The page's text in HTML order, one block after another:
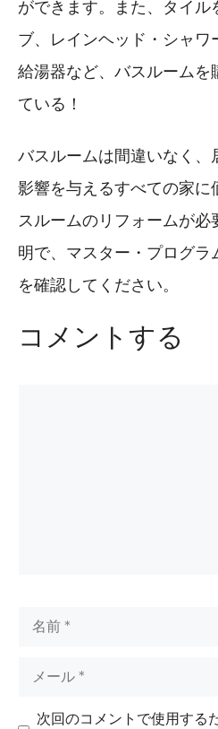
ができます。また、タイル
ブ、レインヘッド・シャワ
給湯器など、バスルームを
ている！
バスルームは間違いなく、
影響を与えるすべての家
スルームのリフォームが
明で、マスター・プログラ
を確認してください。
コメントする
次回のコメントで使用する